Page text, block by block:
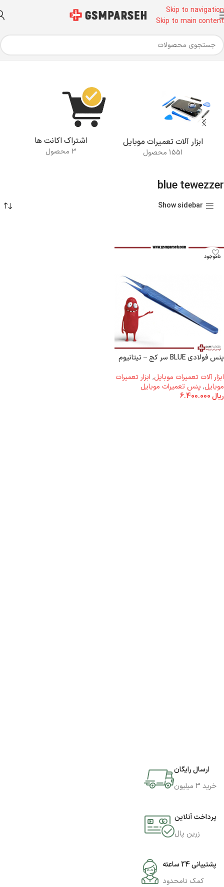
Skip to navigation
Skip to main content
خانه محصولات برچسب خورده “blue tewezzer”
ابزار آلات تعمیرات موبایل
1551 محصول
اشتراک اکانت ها
3 محصول
blue tewezzer
Show sidebar
ناموجود
پنس فولادی BLUE سر کج – تیتانیوم
ابزار آلات تعمیرات موبایل, ابزار تعمیرات
موبایل, پنس تعمیرات موبایل
ریال
ارسال رایگان
خرید 3 میلیون
پرداخت آنلاین
زرین پال
پشتیبانی 24 ساعته
کمک نامحدود